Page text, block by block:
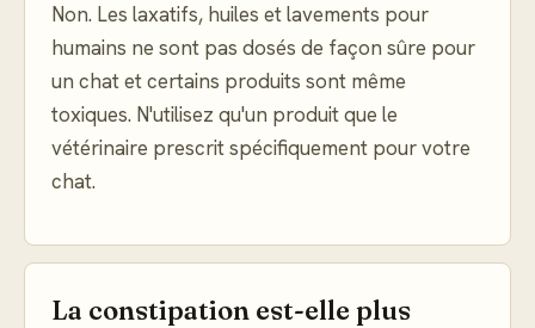
Non. Les laxatifs, huiles et lavements pour
humains ne sont pas dosés de façon sûre pour
un chat et certains produits sont même
toxiques. N'utilisez qu'un produit que le
vétérinaire prescrit spécifiquement pour votre
chat.
La constipation est-elle plus